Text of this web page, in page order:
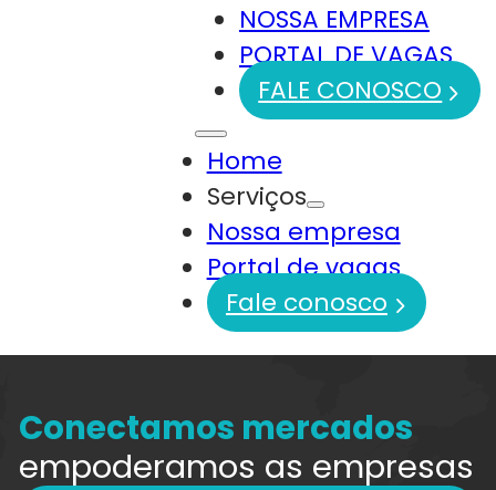
NOSSA EMPRESA
PORTAL DE VAGAS
FALE CONOSCO
Home
Serviços
Nossa empresa
Portal de vagas
Fale conosco
Conectamos mercados
empoderamos as empresas